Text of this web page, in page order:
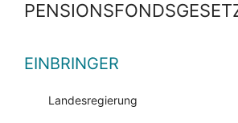
EINBRINGER
Landesregierung